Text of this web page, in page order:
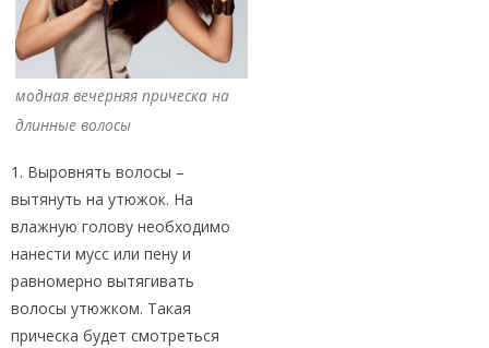
модная вечерняя прическа на
длинные волосы
1. Выровнять волосы –
вытянуть на утюжок. На
влажную голову необходимо
нанести мусс или пену и
равномерно вытягивать
волосы утюжком. Такая
прическа будет смотреться